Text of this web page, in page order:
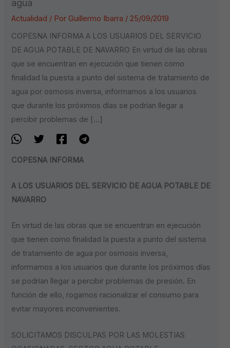
agua
Actualidad / Por Guillermo Ibarra / 25/09/2019
COPESNA INFORMA A LOS USUARIOS DEL SERVICIO
DE AGUA POTABLE DE NAVARRO En virtud de las obras
que se encuentran en ejecución que tienen como
finalidad la puesta a punto del sistema de tratamiento de
agua por osmosis inversa, informamos a los usuarios
que durante los próximos días se podrían llegar a
percibir problemas de […]
COPESNA INFORMA
A LOS USUARIOS DEL SERVICIO DE AGUA POTABLE DE
NAVARRO
En virtud de las obras que se encuentran en ejecución
que tienen como finalidad la puesta a punto del sistema
de tratamiento de agua por osmosis inversa,
informamos a los usuarios que durante los próximos días
se podrían llegar a percibir problemas de presión. En
función de ello, rogamos racionalizar el consumo para
evitar mayores inconvenientes.
SOLICITAMOS DISCULPAS POR LAS MOLESTIAS